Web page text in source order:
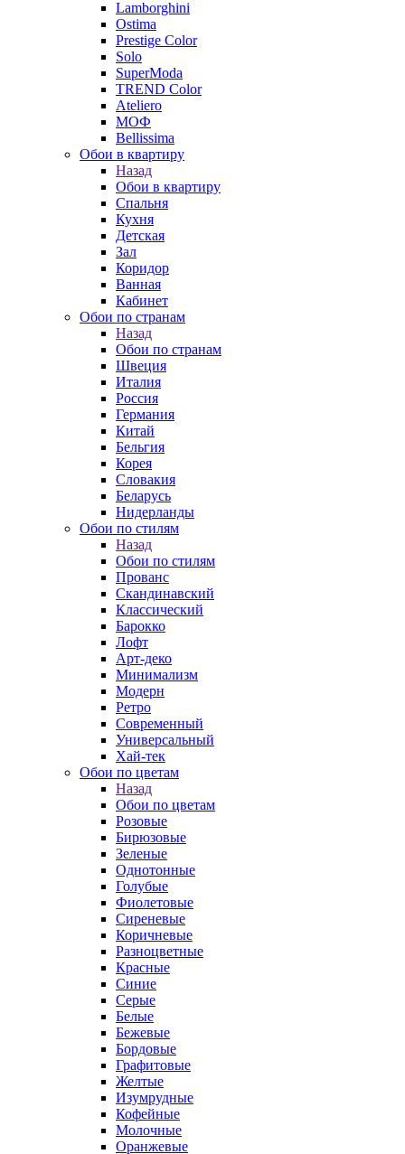
Lamborghini
Ostima
Prestige Color
Solo
SuperModa
TREND Color
Ateliero
МОФ
Bellissima
Обои в квартиру
Назад
Обои в квартиру
Спальня
Кухня
Детская
Зал
Коридор
Ванная
Кабинет
Обои по странам
Назад
Обои по странам
Швеция
Италия
Россия
Германия
Китай
Бельгия
Корея
Словакия
Беларусь
Нидерланды
Обои по стилям
Назад
Обои по стилям
Прованс
Скандинавский
Классический
Барокко
Лофт
Арт-деко
Минимализм
Модерн
Ретро
Современный
Универсальный
Хай-тек
Обои по цветам
Назад
Обои по цветам
Розовые
Бирюзовые
Зеленые
Однотонные
Голубые
Фиолетовые
Сиреневые
Коричневые
Разноцветные
Красные
Синие
Серые
Белые
Бежевые
Бордовые
Графитовые
Желтые
Изумрудные
Кофейные
Молочные
Оранжевые